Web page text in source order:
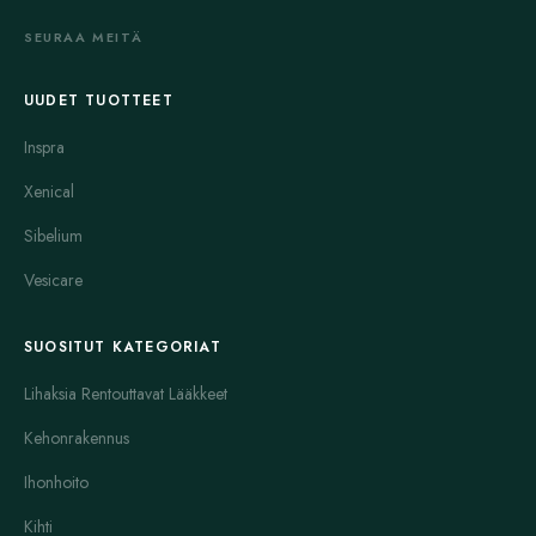
ja tulehdusta vähentäviä aineita edustavat esimerkiksi
tilanteissa ergotamiini-tyyppiset aineet ovat myös vaihtoehto,
Ennaltaehkäisevään hoitoon tarkoitettuihin valmisteisiin kuuluvat
useat eri lääkeaineluokat, joiden tavoitteena on vähentää
esimerkiksi tietyt beetasalpaajat (propranololi, metoprololi),
(topiramaatti, valproaatti) sekä tietyt masennuslääkkeet
(amitriptyliini). Uudempiin vaihtoehtoihin kuuluu migreenin
aineet ja suun kautta otettavat antagonistit, joilla on oma
käyttöaiheensa kohtauksen ehkäisyssä.
SEURAA MEITÄ
UUDET TUOTTEET
Inspra
Xenical
Sibelium
Vesicare
SUOSITUT KATEGORIAT
Lihaksia Rentouttavat Lääkkeet
Kehonrakennus
Ihonhoito
Kihti